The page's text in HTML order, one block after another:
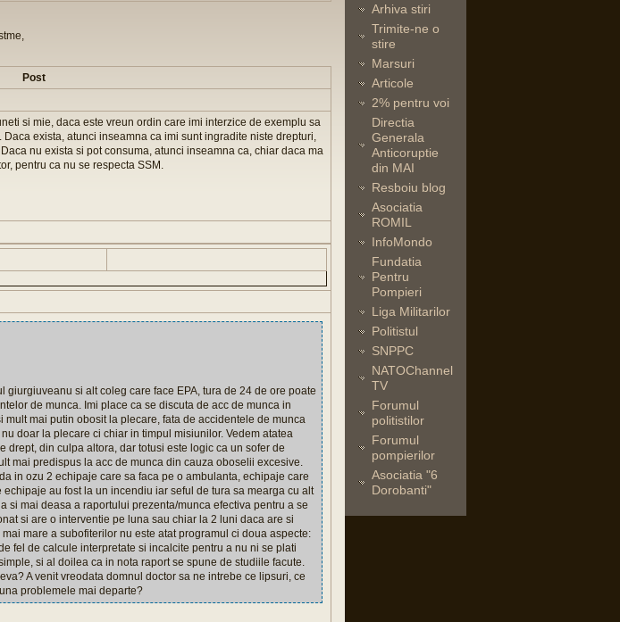
Post
si mie, daca este vreun ordin care imi interzice de exemplu sa
exista, atunci inseamna ca imi sunt ingradite niste drepturi,
nu exista si pot consuma, atunci inseamna ca, chiar daca ma
pentru ca nu se respecta SSM.
giurgiuveanu si alt coleg care face EPA, tura de 24 de ore poate
de munca. Imi place ca se discuta de acc de munca in
mai putin obosit la plecare, fata de accidentele de munca
doar la plecare ci chiar in timpul misiunilor. Vedem atatea
din culpa altora, dar totusi este logic ca un sofer de
mai predispus la acc de munca din cauza oboselii excesive.
in ozu 2 echipaje care sa faca pe o ambulanta, echipaje care
au fost la un incendiu iar seful de tura sa mearga cu alt
si mai deasa a raportului prezenta/munca efectiva pentru a se
si are o interventie pe luna sau chiar la 2 luni daca are si
mare a subofiterilor nu este atat programul ci doua aspecte:
fel de calcule interpretate si incalcite pentru a nu ni se plati
si al doilea ca in nota raport se spune de studiile facute.
A venit vreodata domnul doctor sa ne intrebe ce lipsuri, ce
problemele mai departe?
Arhiva stiri
Trimite-ne o
stire
Marsuri
Articole
2% pentru voi
Directia
Generala
Anticoruptie
din MAI
Resboiu blog
Asociatia
ROMIL
InfoMondo
Fundatia
Pentru
Pompieri
Liga Militarilor
Politistul
SNPPC
NATOChannel
TV
Forumul
politistilor
Forumul
pompierilor
Asociatia "6
Dorobanti"